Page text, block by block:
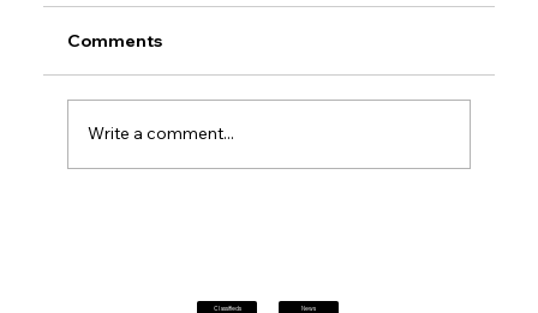
Classifieds News
Comments
Write a comment...